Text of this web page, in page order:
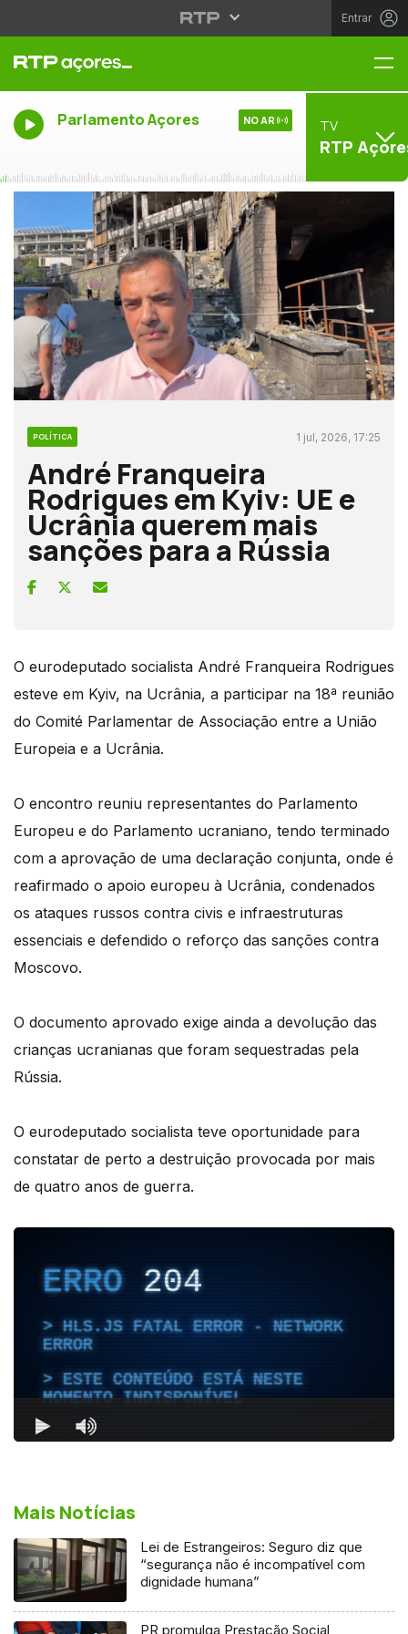
Entrar
Parlamento Açores NO AR TV
RTP
POLÍTICA 1 jul, 2026, 17:25
André Franqueira
Rodrigues em Kyiv: UE e
Ucrânia querem mais
sanções para a Rússia
O eurodeputado socialista André Franqueira Rodrigues
esteve em Kyiv, na Ucrânia, a participar na 18ª reunião
do Comité Parlamentar de Associação entre a União
Europeia e a Ucrânia.
O encontro reuniu representantes do Parlamento
Europeu e do Parlamento ucraniano, tendo terminado
com a aprovação de uma declaração conjunta, onde é
reafirmado o apoio europeu à Ucrânia, condenados
os ataques russos contra civis e infraestruturas
essenciais e defendido o reforço das sanções contra
Moscovo.
O documento aprovado exige ainda a devolução das
crianças ucranianas que foram sequestradas pela
Rússia.
O eurodeputado socialista teve oportunidade para
constatar de perto a destruição provocada por mais
de quatro anos de guerra.
Mais Notícias
Lei de Estrangeiros: Seguro diz que
“segurança não é incompatível com
dignidade humana”
PR promulga Prestação Social